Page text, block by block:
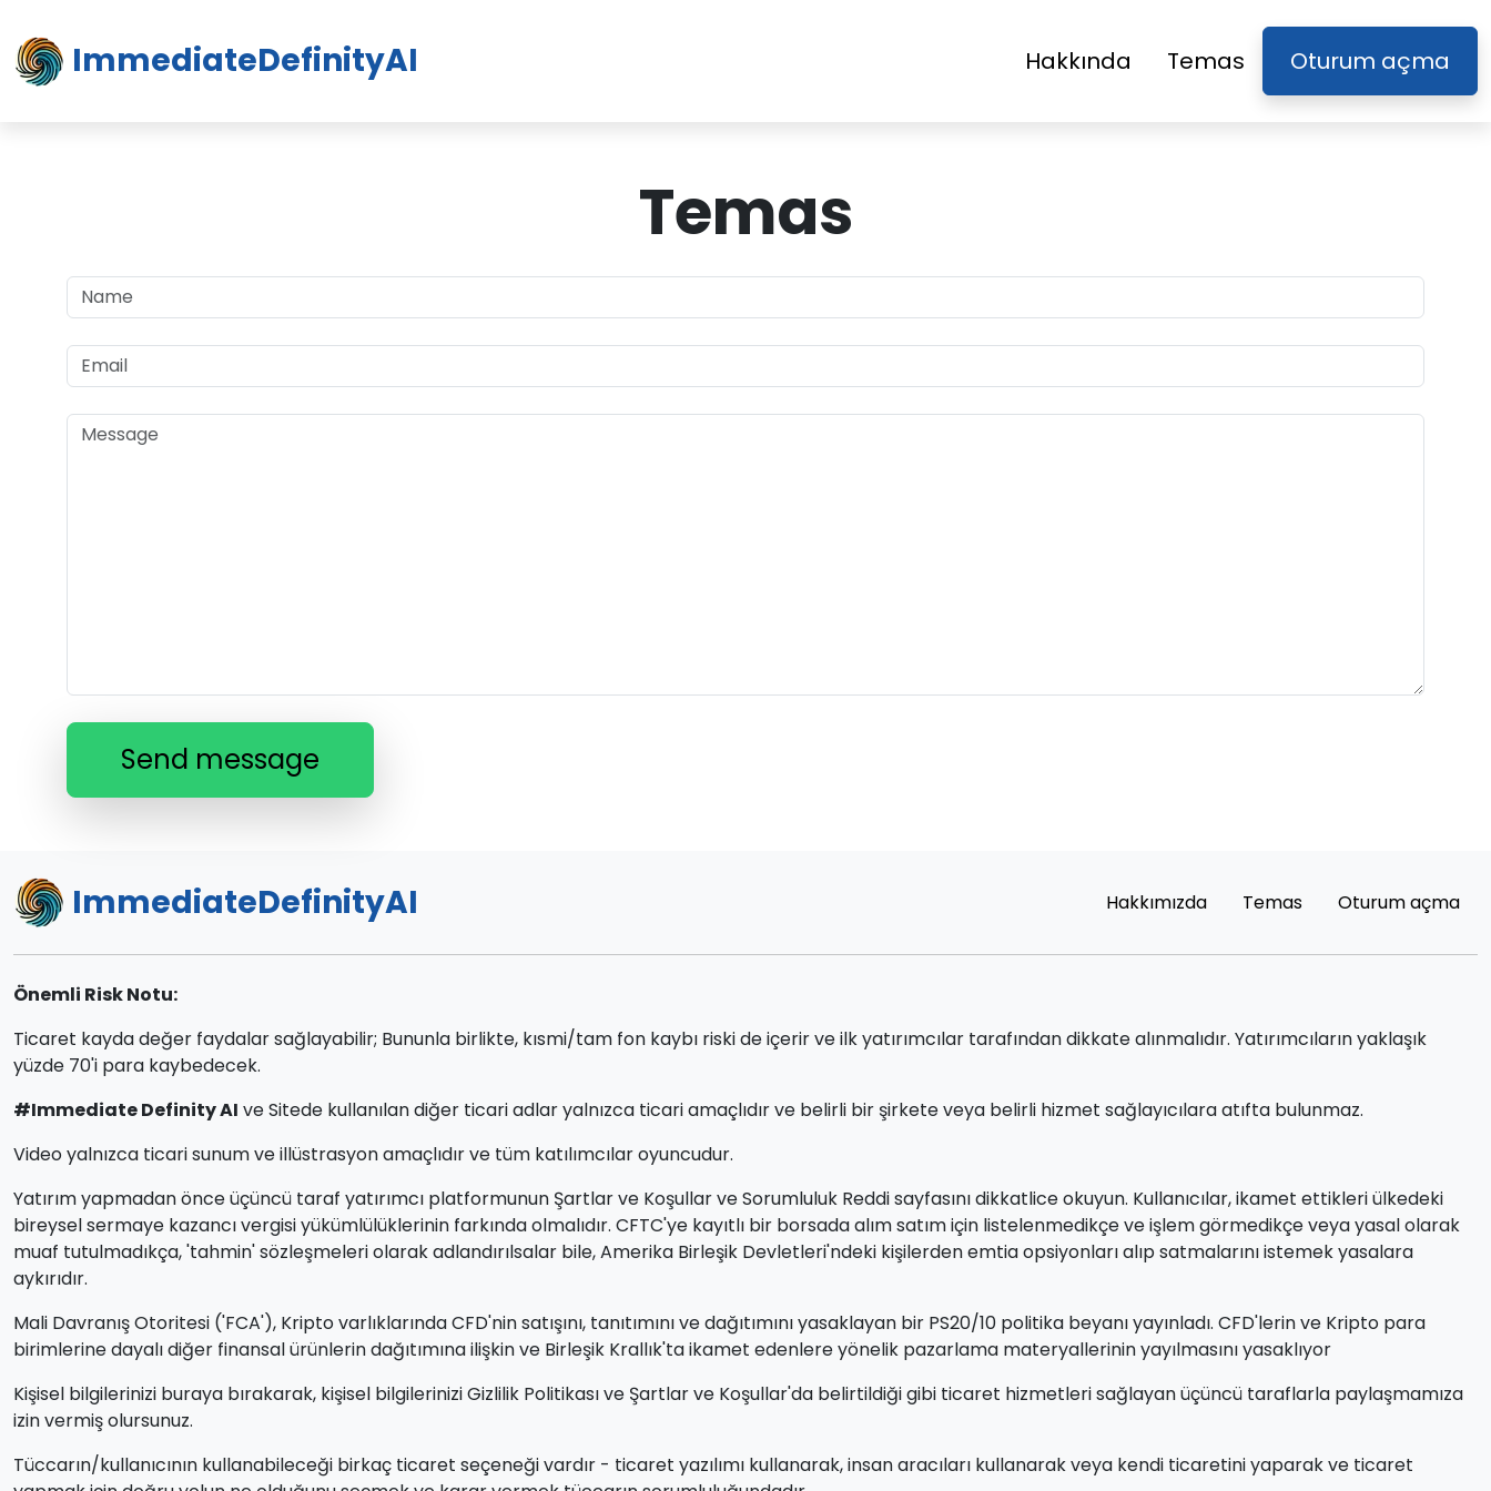
ImmediateDefinityAI Hakkında Temas Oturum açma
Temas
Send message
ImmediateDefinityAI Hakkımızda Temas Oturum açma
Önemli Risk Notu:
Ticaret kayda değer faydalar sağlayabilir; Bununla birlikte, kısmi/tam fon kaybı riski de içerir ve ilk yatırımcılar tarafından dikkate alınmalıdır. Yatırımcıların yaklaşık
yüzde 70'i para kaybedecek.
#Immediate Definity AI ve Sitede kullanılan diğer ticari adlar yalnızca ticari amaçlıdır ve belirli bir şirkete veya belirli hizmet sağlayıcılara atıfta bulunmaz.
Video yalnızca ticari sunum ve illüstrasyon amaçlıdır ve tüm katılımcılar oyuncudur.
Yatırım yapmadan önce üçüncü taraf yatırımcı platformunun Şartlar ve Koşullar ve Sorumluluk Reddi sayfasını dikkatlice okuyun. Kullanıcılar, ikamet ettikleri ülkedeki
bireysel sermaye kazancı vergisi yükümlülüklerinin farkında olmalıdır. CFTC'ye kayıtlı bir borsada alım satım için listelenmedikçe ve işlem görmedikçe veya yasal olarak
muaf tutulmadıkça, 'tahmin' sözleşmeleri olarak adlandırılsalar bile, Amerika Birleşik Devletleri'ndeki kişilerden emtia opsiyonları alıp satmalarını istemek yasalara
aykırıdır.
Mali Davranış Otoritesi ('FCA'), Kripto varlıklarında CFD'nin satışını, tanıtımını ve dağıtımını yasaklayan bir PS20/10 politika beyanı yayınladı. CFD'lerin ve Kripto para
birimlerine dayalı diğer finansal ürünlerin dağıtımına ilişkin ve Birleşik Krallık'ta ikamet edenlere yönelik pazarlama materyallerinin yayılmasını yasaklıyor
Kişisel bilgilerinizi buraya bırakarak, kişisel bilgilerinizi Gizlilik Politikası ve Şartlar ve Koşullar'da belirtildiği gibi ticaret hizmetleri sağlayan üçüncü taraflarla paylaşmamıza
izin vermiş olursunuz.
Tüccarın/kullanıcının kullanabileceği birkaç ticaret seçeneği vardır - ticaret yazılımı kullanarak, insan aracıları kullanarak veya kendi ticaretini yaparak ve ticaret